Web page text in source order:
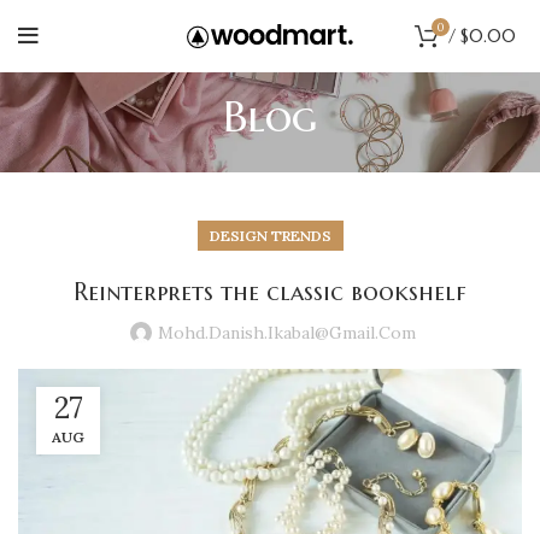
0 / $0.00
Blog
DESIGN TRENDS
Reinterprets the classic bookshelf
Mohd.danish.ikabal@gmail.com
27
AUG